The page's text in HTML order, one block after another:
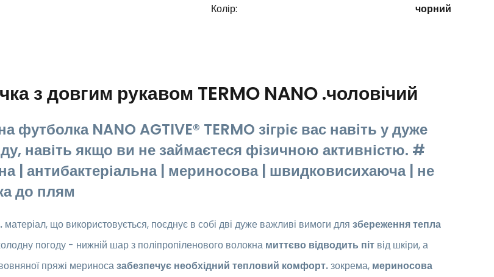
Колір: чорний
з довгим рукавом TERMO NANO .чоловічий
футболка NANO AGTIVE® TERMO зігріє вас навіть у дуже
навіть якщо ви не займаєтеся фізичною активністю. #
| антибактеріальна | мериносова | швидковисихаюча | не
до плям
матеріал, що використовується, поєднує в собі дві дуже важливі вимоги для збереження тепла
погоду - нижній шар з поліпропіленового волокна миттєво відводить піт від шкіри, а
пряжі мериносазабезпечує необхідний тепловий комфорт.зокрема, мериносова